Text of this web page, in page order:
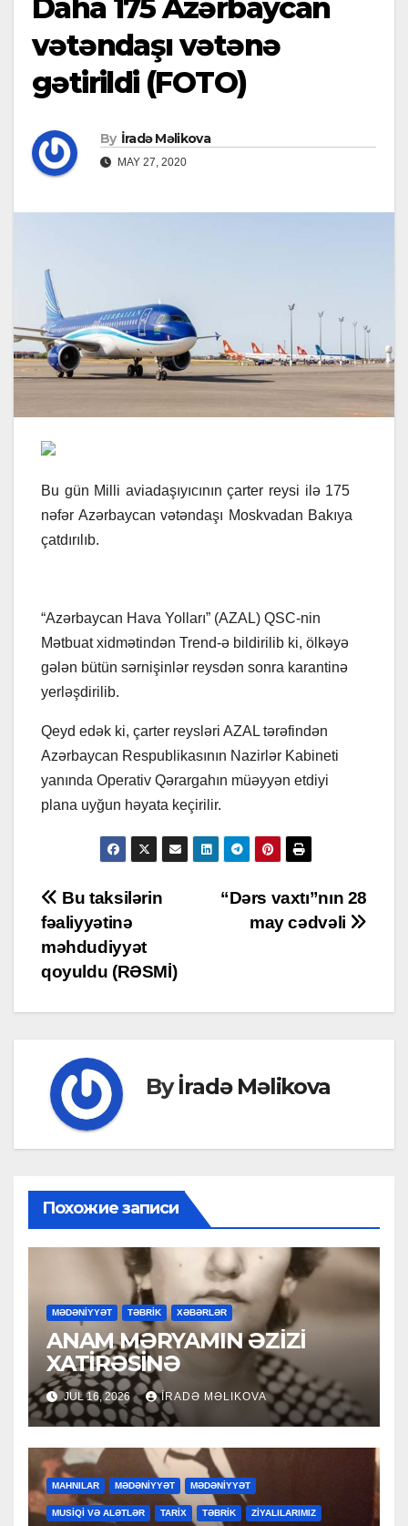
Daha 175 Azərbaycan
vətəndaşı vətənə
gətirildi (FOTO)
By İradə Məlikova
MAY 27, 2020
Bu gün Milli aviadaşıyıcının çarter reysi ilə 175
nəfər Azərbaycan vətəndaşı Moskvadan Bakıya
çatdırılıb.
“Azərbaycan Hava Yolları” (AZAL) QSC-nin
Mətbuat xidmətindən Trend-ə bildirilib ki, ölkəyə
gələn bütün sərnişinlər reysdən sonra karantinə
yerləşdirilib.
Qeyd edək ki, çarter reysləri AZAL tərəfindən
Azərbaycan Respublikasının Nazirlər Kabineti
yanında Operativ Qərargahın müəyyən etdiyi
plana uyğun həyata keçirilir.
Post
navigation
“Dərs vaxtı”nın 28
may cədvəli
Bu taksilərin
fəaliyyətinə
məhdudiyyət
qoyuldu (RƏSMİ)
Byİradə Məlikova
Похожие записи
MƏDƏNİYYƏT TƏBRİK XƏBƏRLƏR
ANAM MƏRYAMIN ƏZİZİ
XATİRƏSİNƏ
JUL 16, 2026 İRADƏ MƏLIKOVA
MAHNILAR MƏDƏNİYYƏT MƏDƏNİYYƏT
MUSİQİ VƏ ALƏTLƏR TARİX TƏBRİK ZİYALILARIMIZ